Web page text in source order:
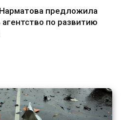
предложила
агентство по развитию